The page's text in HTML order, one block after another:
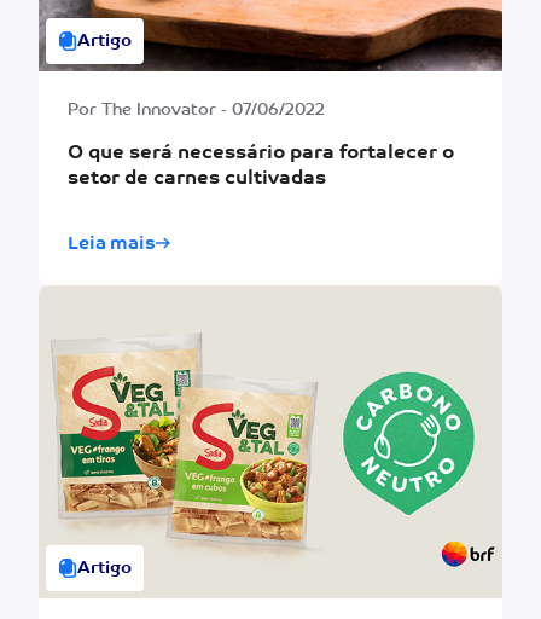
Artigo
Por The Innovator - 07/06/2022
O que será necessário para fortalecer o
setor de carnes cultivadas
Leia mais
Artigo